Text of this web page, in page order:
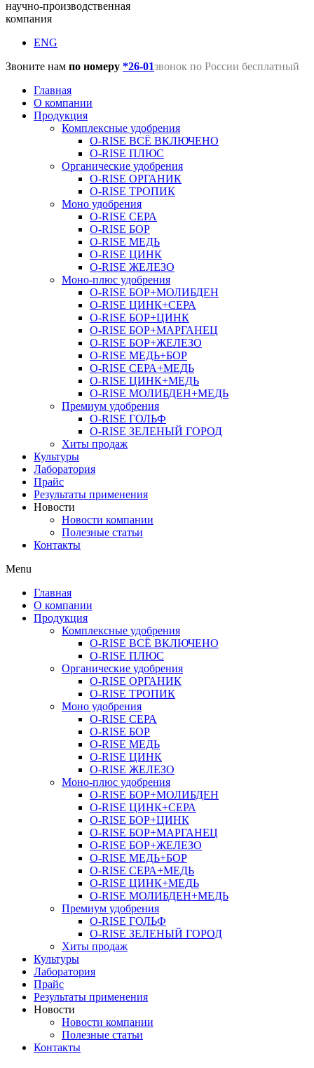
научно-производственная
компания
ENG
Звоните нам по номеру *26-01звонок по России бесплатный
Главная
О компании
Продукция
Комплексные удобрения
O-RISE ВСЁ ВКЛЮЧЕНО
O-RISE ПЛЮС
Органические удобрения
O-RISE ОРГАНИК
O-RISE ТРОПИК
Моно удобрения
O-RISE СЕРА
O-RISE БОР
O-RISE МЕДЬ
O-RISE ЦИНК
O-RISE ЖЕЛЕЗО
Моно-плюс удобрения
O-RISE БОР+МОЛИБДЕН
O-RISE ЦИНК+СЕРА
O-RISE БОР+ЦИНК
O-RISE БОР+МАРГАНЕЦ
O-RISE БОР+ЖЕЛЕЗО
O-RISE МЕДЬ+БОР
O-RISE СЕРА+МЕДЬ
O-RISE ЦИНК+МЕДЬ
O-RISE МОЛИБДЕН+МЕДЬ
Премиум удобрения
O-RISE ГОЛЬФ
O-RISE ЗЕЛЕНЫЙ ГОРОД
Хиты продаж
Культуры
Лаборатория
Прайс
Результаты применения
Новости
Новости компании
Полезные статьи
Контакты
Menu
Главная
О компании
Продукция
Комплексные удобрения
O-RISE ВСЁ ВКЛЮЧЕНО
O-RISE ПЛЮС
Органические удобрения
O-RISE ОРГАНИК
O-RISE ТРОПИК
Моно удобрения
O-RISE СЕРА
O-RISE БОР
O-RISE МЕДЬ
O-RISE ЦИНК
O-RISE ЖЕЛЕЗО
Моно-плюс удобрения
O-RISE БОР+МОЛИБДЕН
O-RISE ЦИНК+СЕРА
O-RISE БОР+ЦИНК
O-RISE БОР+МАРГАНЕЦ
O-RISE БОР+ЖЕЛЕЗО
O-RISE МЕДЬ+БОР
O-RISE СЕРА+МЕДЬ
O-RISE ЦИНК+МЕДЬ
O-RISE МОЛИБДЕН+МЕДЬ
Премиум удобрения
O-RISE ГОЛЬФ
O-RISE ЗЕЛЕНЫЙ ГОРОД
Хиты продаж
Культуры
Лаборатория
Прайс
Результаты применения
Новости
Новости компании
Полезные статьи
Контакты